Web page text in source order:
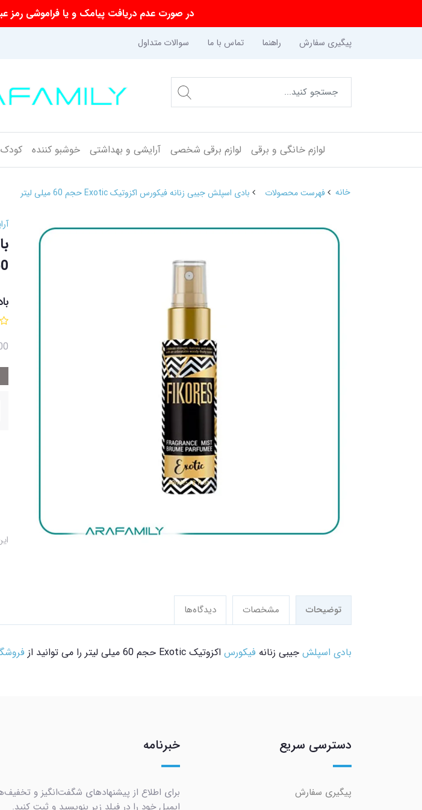
در صورت عدم دریافت پیامک و یا فراموشی رمز
پیگیری سفارش راهنما تماس با ما سوالات متداول
لوازم خانگی و برقی لوازم برقی شخصی آرایشی و بهداشتی خوشبو کننده کودک
خانه فهرست محصولات بادی اسپلش جیبی زنانه فیکورس اکزوتیک Exotic حجم 60 میلی لیتر
60
توضیحات مشخصات دیدگاه‌ها
بادی اسپلش جیبی زنانه فیکورس اکزوتیک Exotic حجم 60 میلی لیتر را می توانید از
دسترسی سریع
پیگیری سفارش
خبرنامه
برای اطلاع از پیشنهادهای شگفت‌انگیز و
ایمیل خود را در فیلد زیر بنویسید و ثبت کنید.